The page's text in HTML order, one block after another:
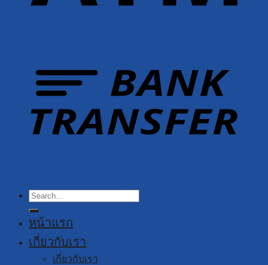
Search
for:
หน้าแรก
เกี่ยวกับเรา
เกี่ยวกับเรา